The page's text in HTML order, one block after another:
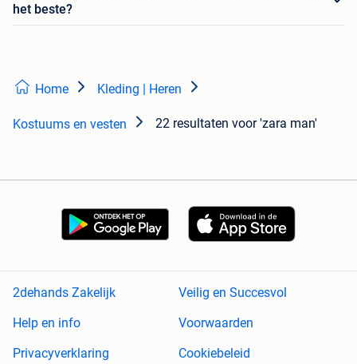
het beste?
Home Kleding | Heren
Kostuums en vesten 22 resultaten voor 'zara man'
2dehands Zakelijk
Veilig en Succesvol
Help en info
Voorwaarden
Privacyverklaring
Cookiebeleid